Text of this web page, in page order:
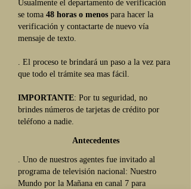
Usualmente el departamento de verificación
se toma 48 horas o menos para hacer la
verificación y contactarte de nuevo vía
mensaje de texto.
. El proceso te brindará un paso a la vez para
que todo el trámite sea mas fácil.
IMPORTANTE: Por tu seguridad, no
brindes números de tarjetas de crédito por
teléfono a nadie.
Antecedentes
. Uno de nuestros agentes fue invitado al
programa de televisión nacional: Nuestro
Mundo por la Mañana en canal 7 para